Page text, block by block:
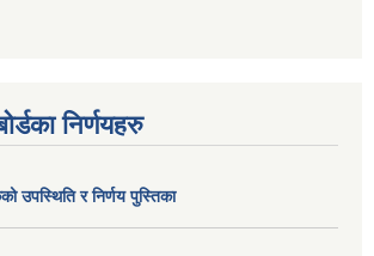
निर्णयहरु
उपस्थिति र निर्णय पुस्तिका